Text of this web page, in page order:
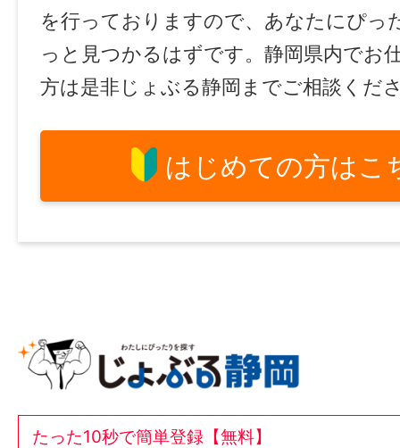
を行っておりますので、あなたにぴっ
っと見つかるはずです。静岡県内でお
方は是非じょぶる静岡までご相談くだ
はじめての方はこ
たった10秒で簡単登録【無料】